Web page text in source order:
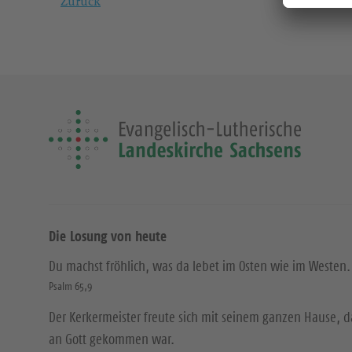
Die Losung von heute
Du machst fröhlich, was da lebet im Osten wie im Westen.
Psalm 65,9
Der Kerkermeister freute sich mit seinem ganzen Hause,
an Gott gekommen war.